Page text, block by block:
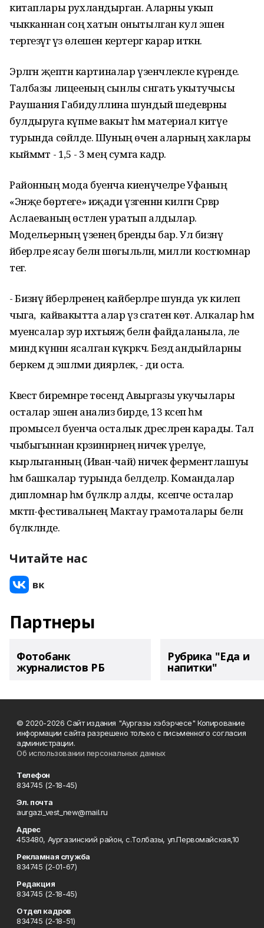
китаплары рухландырган. Аларны укып
чыкканнан соң хатын онытылган кул эшен
тергезүгә үз өлешен кертергә карар иткән.
Эрләгән җептән картиналар үзенчәлекле күренде.
Талбазы лицееның сынлы сәнгать укытучысы
Раушания Габидуллина шундый шедеврны
булдыруга күпме вакыт һәм материал китүе
турында сөйләде. Шуның өчен аларның хаклары
кыйммәт - 1,5 - 3 мең сумга кадәр.
Районның мода буенча киенүчеләре Уфаның
«Энҗе бөртеге» иҗади үзәгеннән килгән Сәрвәр
Аслаеваның өстәлен уратып алдылар.
Модельерның үзенең бренды бар. Ул бизәнү
әйберләре ясау белән шөгыльләнә, милли костюмнар
тегә.
- Бизәнү әйберләренең кайберләре шунда ук килеп
чыга, ә кайвакытта алар үз сәгатен көтә. Алкалар һәм
муенсалар зур ихтыяҗ белән файдаланыла, әле
миндә күннән ясалган күкрәкчә. Бездә андыйларны
беркем дә эшләми диярлек, - ди оста.
Квест биремнәре төсендә Авыргазы укучылары
осталар эшенә анализ бирде, 13 кәсеп һәм
промысел буенча осталык дәресләрен карады. Тал
чыбыгыннан кәрзиннәрнең ничек үрелүе,
кырлыганның (Иван-чай) ничек ферментлашуы
һәм башкалар турында белделәр. Командалар
дипломнар һәм бүләкләр алды, ә кәсепче осталар
мәктәп-фестивальнең Мактау грамоталары белән
бүләкләнде.
Читайте нас
Партнеры
Фотобанк
журналистов РБ
Рубрика "Еда и
напитки"
© 2020-2026 Сайт издания "Аургазы хэбэрчесе" Копирование
информации сайта разрешено только с письменного согласия
администрации.
Об использовании персональных данных
Телефон
834745 (2-18-45)
Эл. почта
aurgazi_vest_new@mail.ru
Адрес
453480, Аургазинский район, с.Толбазы, ул.Первомайская,10
Рекламная служба
834745 (2-01-67)
Редакция
834745 (2-18-45)
Отдел кадров
834745 (2-18-51)